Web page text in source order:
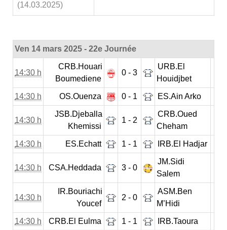
(14.03.2025)
Ven 14 mars 2025 - 22e Journée
14:30 h
CRB.Houari
Boumediene
0 - 3
URB.El
Houidjbet
14:30 h OS.Ouenza 0 - 1 ES.Ain Arko
14:30 h
JSB.Djeballa
Khemissi
1 - 2
CRB.Oued
Cheham
14:30 h ES.Echatt 1 - 1 IRB.El Hadjar
14:30 h CSA.Heddada 3 - 0
JM.Sidi
Salem
14:30 h
IR.Bouriachi
Youcef
2 - 0
ASM.Ben
M’Hidi
14:30 h CRB.El Eulma 1 - 1 IRB.Taoura